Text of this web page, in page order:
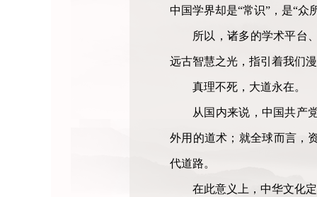
中国学界却是“常识”，是“众
所以，诸多的学术平台
远古智慧之光，指引着我们
真理不死，大道永在。
从国内来说，中国共产
外用的道术；就全球而言，
代道路。
在此意义上，中华文化